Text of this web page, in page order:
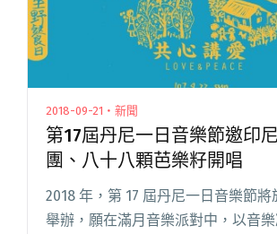
2018-09-21・新聞
第17屆丹尼一日音樂節邀印
團、八十八顆芭樂籽開唱
2018 年，第 17 屆丹尼一日音樂節將
舉辦，願在滿月音樂派對中，以音